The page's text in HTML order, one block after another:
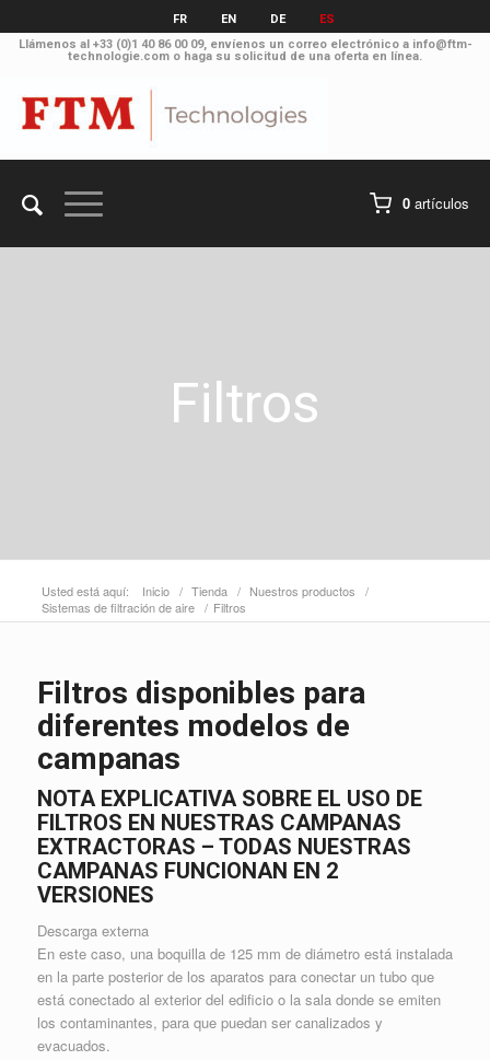
FR EN DE
ES
Llámenos al +33 (0)1 40 86 00 09, envíenos un correo electrónico a info@ftm-
technologie.com o haga su solicitud de una oferta en línea.
0 artículos
Filtros
Usted está aquí: Inicio / Tienda / Nuestros productos
/
Sistemas de filtración de aire / Filtros
Filtros disponibles para
diferentes modelos de
campanas
NOTA EXPLICATIVA SOBRE EL USO DE
FILTROS EN NUESTRAS CAMPANAS
EXTRACTORAS – TODAS NUESTRAS
CAMPANAS FUNCIONAN EN 2
VERSIONES
Descarga externa
En este caso, una boquilla de 125 mm de diámetro está instalada
en la parte posterior de los aparatos para conectar un tubo que
está conectado al exterior del edificio o la sala donde se emiten
los contaminantes, para que puedan ser canalizados y
evacuados.